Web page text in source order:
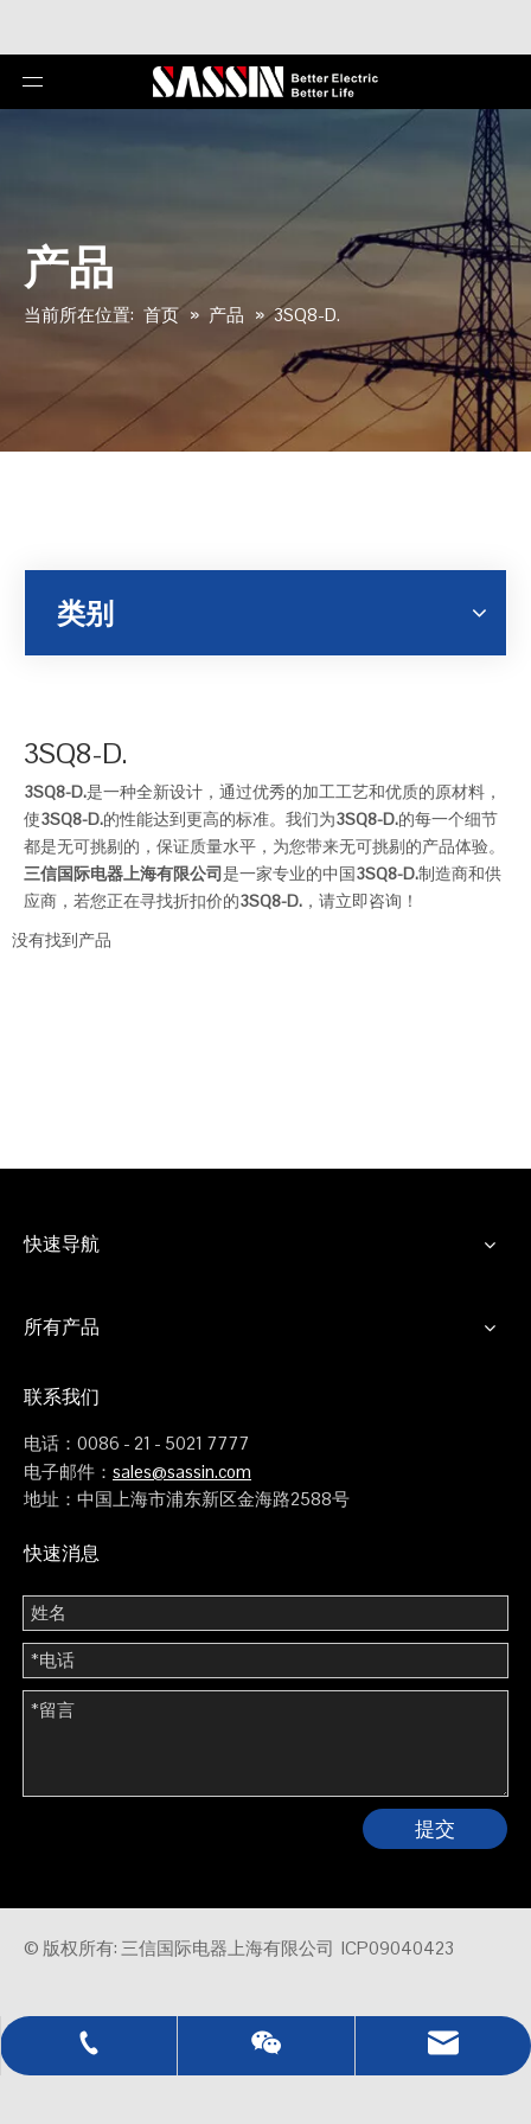
产品
当前所在位置: 首页 » 产品 » 3SQ8-D.
类别
3SQ8-D.
3SQ8-D.是一种全新设计，通过优秀的加工工艺和优质的原材料，
使3SQ8-D.的性能达到更高的标准。我们为3SQ8-D.的每一个细节
都是无可挑剔的，保证质量水平，为您带来无可挑剔的产品体验。
三信国际电器上海有限公司是一家专业的中国3SQ8-D.制造商和供
应商，若您正在寻找折扣价的3SQ8-D. ，请立即咨询！
没有找到产品
快速导航
0086 - 21 - 5021 7777
sales@sassin.com
所有产品
联系我们
电话：0086 - 21 - 5021 7777
电子邮件： sales@sassin.com
地址：中国上海市浦东新区金海路2588号
快速消息
提交
© 版权所有: 三信国际电器上海有限公司 ICP09040423